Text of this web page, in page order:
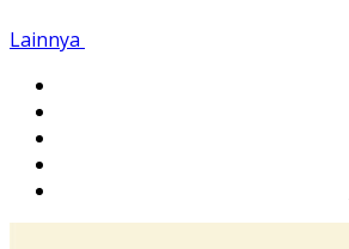
Lainnya